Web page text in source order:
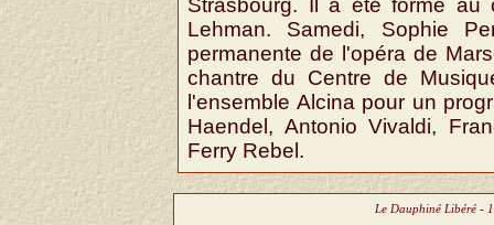
Strasbourg. Il a été forme au
Lehman. Samedi, Sophie
permanente de l'opéra de
chantre du Centre de
l'ensemble Alcina pour un
Haendel, Antonio Vivaldi,
Ferry Rebel.
Le Dauphiné Libéré -